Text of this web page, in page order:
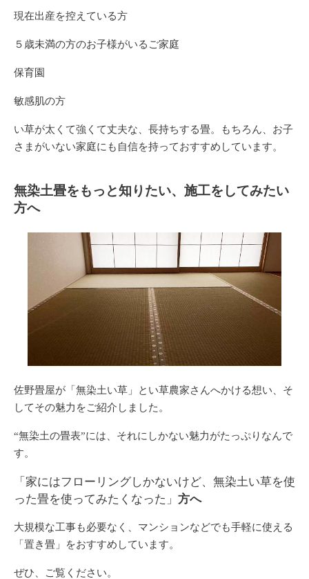
現在出産を控えている方
５歳未満の方のお子様がいるご家庭
保育園
敏感肌の方
い草が太くて強くて丈夫な、長持ちする畳。もちろん、お子
さまがいない家庭にも自信を持っておすすめしています。
無染土畳をもっと知りたい、施工をしてみたい
方へ
佐野畳屋が「無染土い草」とい草農家さんへかける想い、そ
してその魅力をご紹介しました。
“無染土の畳表”には、それにしかない魅力がたっぷりなんで
す。
「家にはフローリングしかないけど、無染土い草を使
った畳を使ってみたくなった」 方へ
大規模な工事も必要なく、マンションなどでも手軽に使える
「置き畳」をおすすめしています。
ぜひ、ご覧ください。